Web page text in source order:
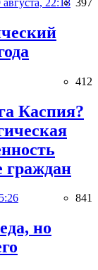
412
Каспия?
граждан
841
но